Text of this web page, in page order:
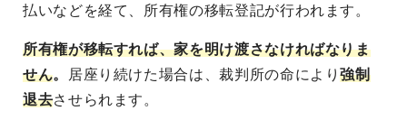
払いなどを経て、所有権の移転登記が行われます。
所有権が移転すれば、家を明け渡さなければなりま
せん。 居座り続けた場合は、裁判所の命により強制
退去させられます。